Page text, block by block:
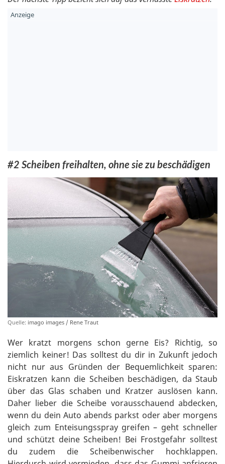
#2 Scheiben freihalten, ohne sie zu beschädigen
Quelle: imago images / Rene Traut
Wer kratzt morgens schon gerne Eis? Richtig, so
ziemlich keiner! Das solltest du dir in Zukunft jedoch
nicht nur aus Gründen der Bequemlichkeit sparen:
Eiskratzen kann die Scheiben beschädigen, da Staub
über das Glas schaben und Kratzer auslösen kann.
Daher lieber die Scheibe vorausschauend abdecken,
wenn du dein Auto abends parkst oder aber morgens
gleich zum Enteisungsspray greifen – geht schneller
und schützt deine Scheiben! Bei Frostgefahr solltest
du zudem die Scheibenwischer hochklappen.